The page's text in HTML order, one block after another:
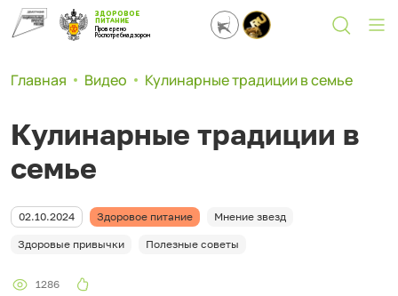
ЗДОРОВОЕ
ПИТАНИЕ
Проверено
Роспотребнадзором
Главная Видео Кулинарные традиции в семье
Кулинарные традиции в
семье
02.10.2024 Здоровое питание Мнение звезд
Здоровые привычки Полезные советы
1286